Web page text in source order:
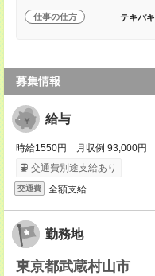
仕事の仕方 テキパキ
募集情報
給与
時給1550円 月収例 93,000円
交通費別途支給あり
交通費 全額支給
勤務地
東京都武蔵村山市